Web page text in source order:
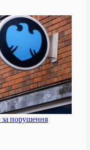
порушення